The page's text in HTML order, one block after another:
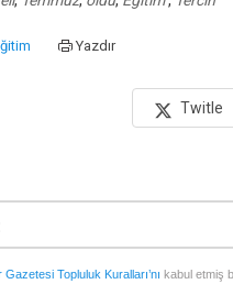
Yazdır
Twitle
Topluluk Kuralları’nı kabul etmiş